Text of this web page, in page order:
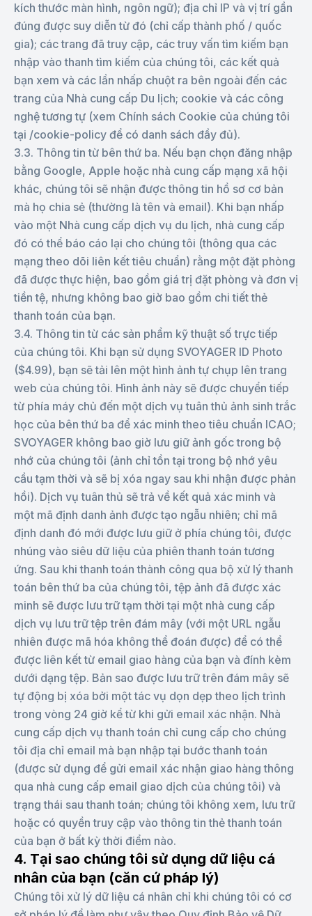
kích thước màn hình, ngôn ngữ); địa chỉ IP và vị trí gần
đúng được suy diễn từ đó (chỉ cấp thành phố / quốc
gia); các trang đã truy cập, các truy vấn tìm kiếm bạn
nhập vào thanh tìm kiếm của chúng tôi, các kết quả
bạn xem và các lần nhấp chuột ra bên ngoài đến các
trang của Nhà cung cấp Du lịch; cookie và các công
nghệ tương tự (xem Chính sách Cookie của chúng tôi
tại /cookie-policy để có danh sách đầy đủ).
3.3. Thông tin từ bên thứ ba. Nếu bạn chọn đăng nhập
bằng Google, Apple hoặc nhà cung cấp mạng xã hội
khác, chúng tôi sẽ nhận được thông tin hồ sơ cơ bản
mà họ chia sẻ (thường là tên và email). Khi bạn nhấp
vào một Nhà cung cấp dịch vụ du lịch, nhà cung cấp
đó có thể báo cáo lại cho chúng tôi (thông qua các
mạng theo dõi liên kết tiêu chuẩn) rằng một đặt phòng
đã được thực hiện, bao gồm giá trị đặt phòng và đơn vị
tiền tệ, nhưng không bao giờ bao gồm chi tiết thẻ
thanh toán của bạn.
3.4. Thông tin từ các sản phẩm kỹ thuật số trực tiếp
của chúng tôi. Khi bạn sử dụng SVOYAGER ID Photo
($4.99), bạn sẽ tải lên một hình ảnh tự chụp lên trang
web của chúng tôi. Hình ảnh này sẽ được chuyển tiếp
từ phía máy chủ đến một dịch vụ tuân thủ ảnh sinh trắc
học của bên thứ ba để xác minh theo tiêu chuẩn ICAO;
SVOYAGER không bao giờ lưu giữ ảnh gốc trong bộ
nhớ của chúng tôi (ảnh chỉ tồn tại trong bộ nhớ yêu
cầu tạm thời và sẽ bị xóa ngay sau khi nhận được phản
hồi). Dịch vụ tuân thủ sẽ trả về kết quả xác minh và
một mã định danh ảnh được tạo ngẫu nhiên; chỉ mã
định danh đó mới được lưu giữ ở phía chúng tôi, được
nhúng vào siêu dữ liệu của phiên thanh toán tương
ứng. Sau khi thanh toán thành công qua bộ xử lý thanh
toán bên thứ ba của chúng tôi, tệp ảnh đã được xác
minh sẽ được lưu trữ tạm thời tại một nhà cung cấp
dịch vụ lưu trữ tệp trên đám mây (với một URL ngẫu
nhiên được mã hóa không thể đoán được) để có thể
được liên kết từ email giao hàng của bạn và đính kèm
dưới dạng tệp. Bản sao được lưu trữ trên đám mây sẽ
tự động bị xóa bởi một tác vụ dọn dẹp theo lịch trình
trong vòng 24 giờ kể từ khi gửi email xác nhận. Nhà
cung cấp dịch vụ thanh toán chỉ cung cấp cho chúng
tôi địa chỉ email mà bạn nhập tại bước thanh toán
(được sử dụng để gửi email xác nhận giao hàng thông
qua nhà cung cấp email giao dịch của chúng tôi) và
trạng thái sau thanh toán; chúng tôi không xem, lưu trữ
hoặc có quyền truy cập vào thông tin thẻ thanh toán
của bạn ở bất kỳ thời điểm nào.
4. Tại sao chúng tôi sử dụng dữ liệu cá
nhân của bạn (căn cứ pháp lý)
Chúng tôi xử lý dữ liệu cá nhân chỉ khi chúng tôi có cơ